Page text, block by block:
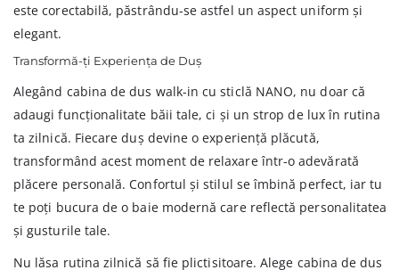
este corectabilă, păstrându-se astfel un aspect uniform și
elegant.
Transformă-ți Experiența de Duș
Alegând cabina de dus walk-in cu sticlă NANO, nu doar că
adaugi funcționalitate băii tale, ci și un strop de lux în rutina
ta zilnică. Fiecare duș devine o experiență plăcută,
transformând acest moment de relaxare într-o adevărată
plăcere personală. Confortul și stilul se îmbină perfect, iar tu
te poți bucura de o baie modernă care reflectă personalitatea
și gusturile tale.
Nu lăsa rutina zilnică să fie plictisitoare. Alege cabina de dus